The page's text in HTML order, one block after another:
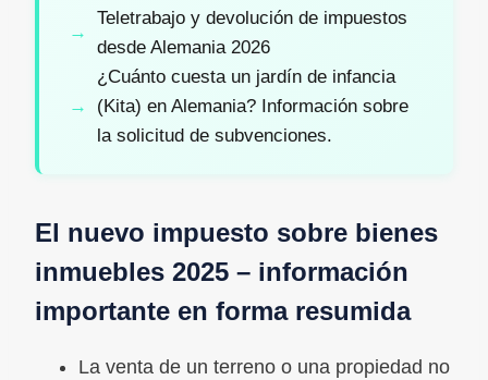
Teletrabajo y devolución de impuestos
desde Alemania 2026
¿Cuánto cuesta un jardín de infancia
(Kita) en Alemania? Información sobre
la solicitud de subvenciones.
El nuevo impuesto sobre bienes
inmuebles 2025 – información
importante en forma resumida
La venta de un terreno o una propiedad no